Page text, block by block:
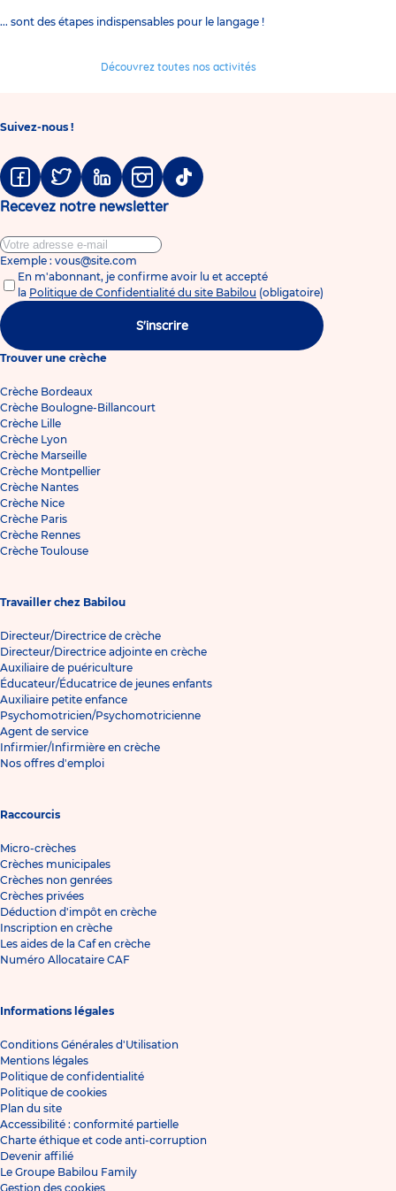
... sont des étapes indispensables pour le langage !
Découvrez toutes nos activités
Suivez-nous !
FacebookTwitter LinkedinInstagramTiktok
Recevez notre newsletter
Exemple : vous@site.com
En m'abonnant, je confirme avoir lu et accepté
la Politique de Confidentialité du site Babilou (obligatoire)
S'inscrire
Trouver une crèche
Crèche Bordeaux
Crèche Boulogne-Billancourt
Crèche Lille
Crèche Lyon
Crèche Marseille
Crèche Montpellier
Crèche Nantes
Crèche Nice
Crèche Paris
Crèche Rennes
Crèche Toulouse
Travailler chez Babilou
Directeur/Directrice de crèche
Directeur/Directrice adjointe en crèche
Auxiliaire de puériculture
Éducateur/Éducatrice de jeunes enfants
Auxiliaire petite enfance
Psychomotricien/Psychomotricienne
Agent de service
Infirmier/Infirmière en crèche
Nos offres d'emploi
Raccourcis
Micro-crèches
Crèches municipales
Crèches non genrées
Crèches privées
Déduction d'impôt en crèche
Inscription en crèche
Les aides de la Caf en crèche
Numéro Allocataire CAF
Informations légales
Conditions Générales d'Utilisation
Mentions légales
Politique de confidentialité
Politique de cookies
Plan du site
Accessibilité : conformité partielle
Charte éthique et code anti-corruption
Devenir affilié
Le Groupe Babilou Family
Gestion des cookies